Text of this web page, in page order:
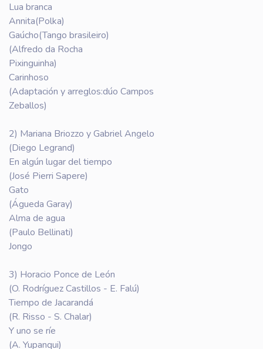
Lua branca
Annita(Polka)
Gaúcho(Tango brasileiro)
(Alfredo da Rocha
Pixinguinha)
Carinhoso
(Adaptación y arreglos:dúo Campos
Zeballos)
2) Mariana Briozzo y Gabriel Angelo
(Diego Legrand)
En algún lugar del tiempo
(José Pierri Sapere)
Gato
(Águeda Garay)
Alma de agua
(Paulo Bellinati)
Jongo
3) Horacio Ponce de León
(O. Rodríguez Castillos - E. Falú)
Tiempo de Jacarandá
(R. Risso - S. Chalar)
Y uno se ríe
(A. Yupanqui)